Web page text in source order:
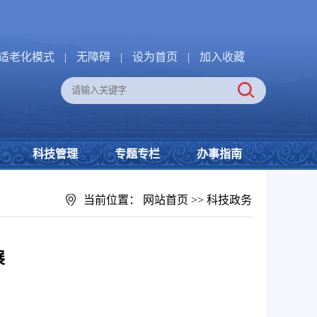
老化模式 | 无障碍 | 设为首页 | 加入收藏
科技管理 专题专栏 办事指南
当前位置： 网站首页 >> 科技政务